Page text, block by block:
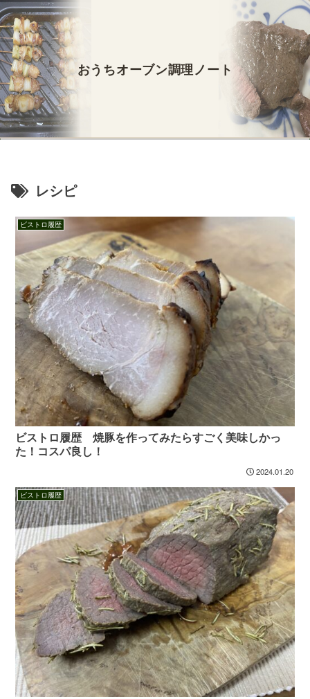
おうちオーブン調理ノート
レシピ
ビストロ履歴
ビストロ履歴 焼豚を作ってみたらすごく美味しかっ
た！コスパ良し！
2024.01.20
ビストロ履歴